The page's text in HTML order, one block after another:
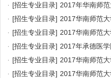
· [招生专业目录] 2017年华南师
· [招生专业目录] 2017华南师范
· [招生专业目录] 2017华南师范
· [招生专业目录] 2017年承德医
· [招生专业目录] 2017华南师范
· [招生专业目录] 2017华南师范